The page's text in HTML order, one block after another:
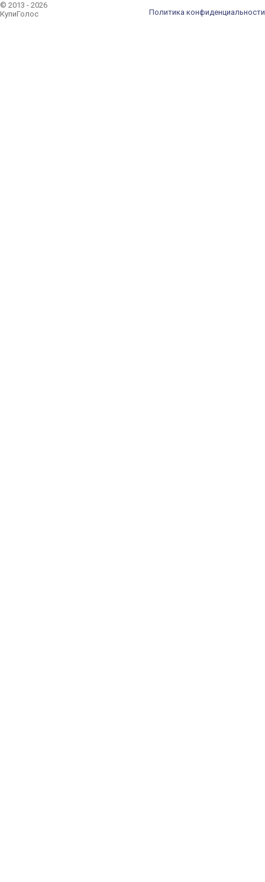
© 2013 - 2026
КупиГолос
Политика конфиденциальности